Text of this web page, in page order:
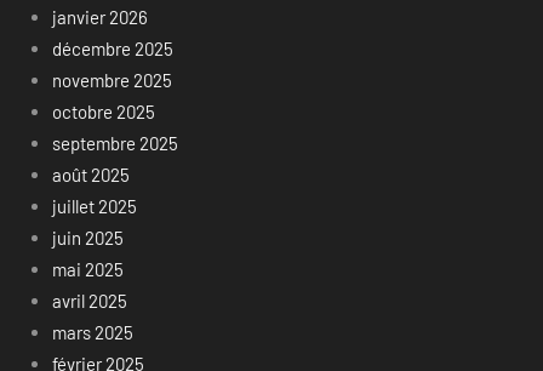
janvier 2026
décembre 2025
novembre 2025
octobre 2025
septembre 2025
août 2025
juillet 2025
juin 2025
mai 2025
avril 2025
mars 2025
février 2025